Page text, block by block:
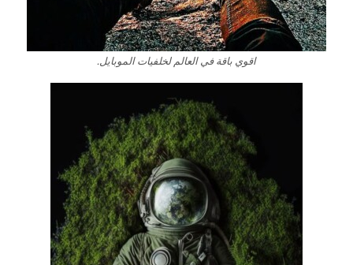
اقوي باقة في العالم لخلفيات الموبايل.